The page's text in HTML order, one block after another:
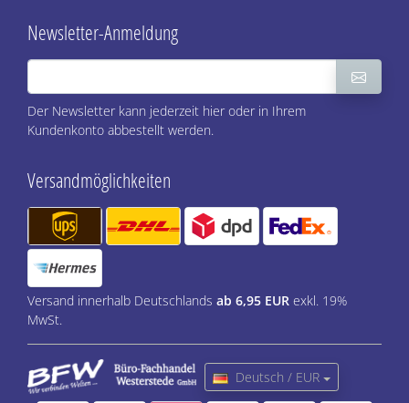
Newsletter-Anmeldung
Der Newsletter kann jederzeit hier oder in Ihrem
Kundenkonto abbestellt werden.
Versandmöglichkeiten
Versand innerhalb Deutschlands ab 6,95 EUR exkl. 19%
MwSt.
Deutsch / EUR